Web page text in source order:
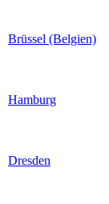
Brüssel (Belgien)
Hamburg
Dresden